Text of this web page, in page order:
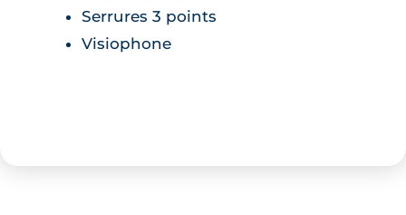
Serrures 3 points
Visiophone